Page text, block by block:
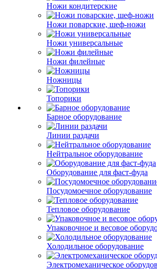
Ножи кондитерские
Ножи поварские, шеф-ножи
Ножи универсальные
Ножи филейные
Ножницы
Топорики
Барное оборудование
Линии раздачи
Нейтральное оборудование
Оборудование для фаст-фуда
Посудомоечное оборудование
Тепловое оборудование
Упаковочное и весовое
Холодильное оборудование
Электромеханическое